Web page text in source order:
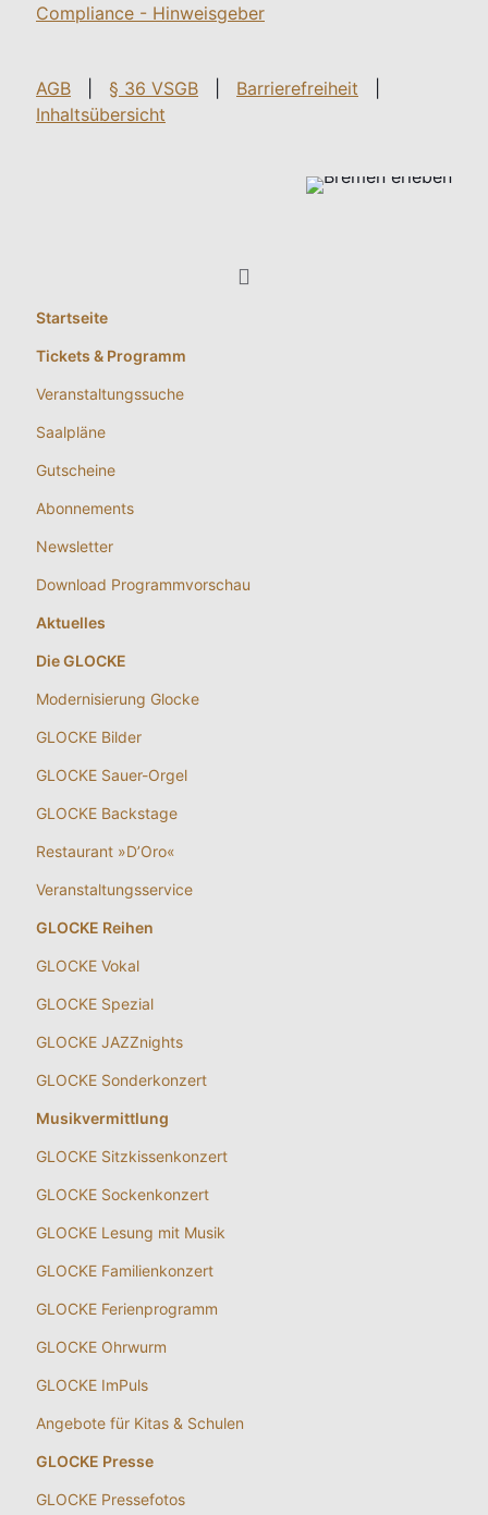
Compliance - Hinweisgeber
AGB § 36 VSGB Barrierefreiheit
Inhaltsübersicht
Startseite
Tickets & Programm
Veranstaltungssuche
Saalpläne
Gutscheine
Abonnements
Newsletter
Download Programmvorschau
Aktuelles
Die GLOCKE
Modernisierung Glocke
GLOCKE Bilder
GLOCKE Sauer-Orgel
GLOCKE Backstage
Restaurant »D’Oro«
Veranstaltungsservice
GLOCKE Reihen
GLOCKE Vokal
GLOCKE Spezial
GLOCKE JAZZnights
GLOCKE Sonderkonzert
Musikvermittlung
GLOCKE Sitzkissenkonzert
GLOCKE Sockenkonzert
GLOCKE Lesung mit Musik
GLOCKE Familienkonzert
GLOCKE Ferienprogramm
GLOCKE Ohrwurm
GLOCKE ImPuls
Angebote für Kitas & Schulen
GLOCKE Presse
GLOCKE Pressefotos